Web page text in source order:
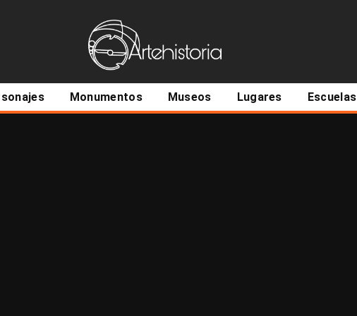
Monumentos Museos Lugares Escuelas